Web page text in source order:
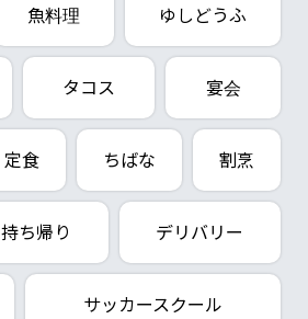
魚料理 ゆしどうふ
タコス 宴会
定食 ちばな 割烹
持ち帰り デリバリー
サッカースクール